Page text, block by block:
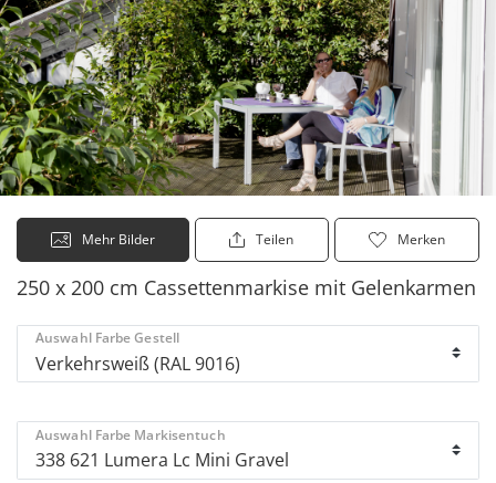
Mehr Bilder Teilen Merken
250 x 200 cm Cassettenmarkise mit Gelenkarmen
Auswahl Farbe Gestell
Auswahl Farbe Markisentuch